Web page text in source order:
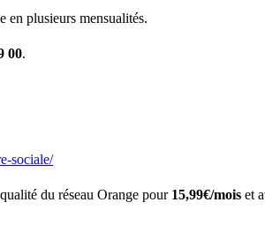
en plusieurs mensualités.
00.
sociale/
du réseau Orange pour 15,99€/mois et